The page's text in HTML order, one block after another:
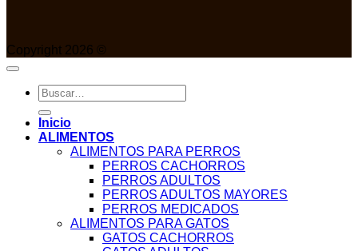
Copyright 2026 ©
Buscar
por:
Inicio
ALIMENTOS
ALIMENTOS PARA PERROS
PERROS CACHORROS
PERROS ADULTOS
PERROS ADULTOS MAYORES
PERROS MEDICADOS
ALIMENTOS PARA GATOS
GATOS CACHORROS